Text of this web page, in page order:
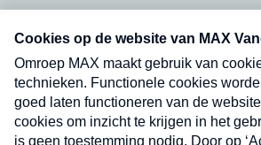
nieuwsbrief. Elke vrijdag- en
uw mailbox.